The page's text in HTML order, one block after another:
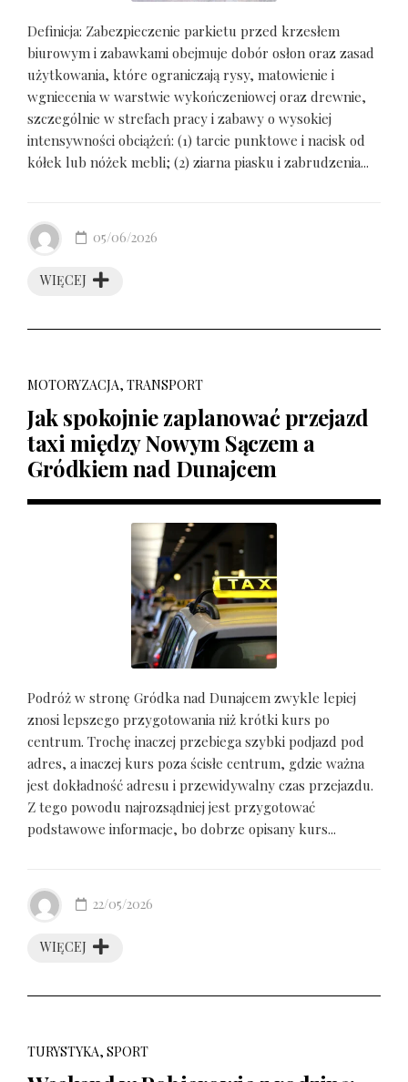
Definicja: Zabezpieczenie parkietu przed krzesłem
biurowym i zabawkami obejmuje dobór osłon oraz zasad
użytkowania, które ograniczają rysy, matowienie i
wgniecenia w warstwie wykończeniowej oraz drewnie,
szczególnie w strefach pracy i zabawy o wysokiej
intensywności obciążeń: (1) tarcie punktowe i nacisk od
kółek lub nóżek mebli; (2) ziarna piasku i zabrudzenia...
WIĘCEJ
05/06/2026
MOTORYZACJA, TRANSPORT
Jak spokojnie zaplanować przejazd
taxi między Nowym Sączem a
Gródkiem nad Dunajcem
Podróż w stronę Gródka nad Dunajcem zwykle lepiej
znosi lepszego przygotowania niż krótki kurs po
centrum. Trochę inaczej przebiega szybki podjazd pod
adres, a inaczej kurs poza ścisłe centrum, gdzie ważna
jest dokładność adresu i przewidywalny czas przejazdu.
Z tego powodu najrozsądniej jest przygotować
podstawowe informacje, bo dobrze opisany kurs...
WIĘCEJ
22/05/2026
TURYSTYKA, SPORT